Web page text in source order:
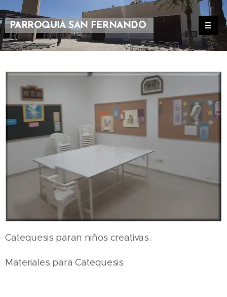
PARROQUIA SAN FERNANDO
Catequesis paran niños creativas.
Materiales para Catequesis